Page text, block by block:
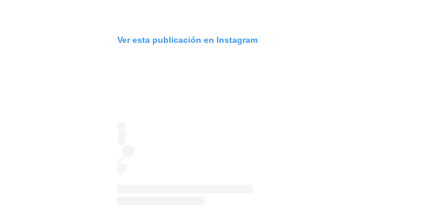
Ver esta publicación en Instagram